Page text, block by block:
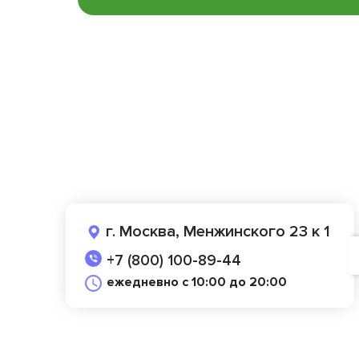
г. Москва, Менжинского 23 к 1
+7 (800) 100-89-44
ежедневно с 10:00 до 20:00